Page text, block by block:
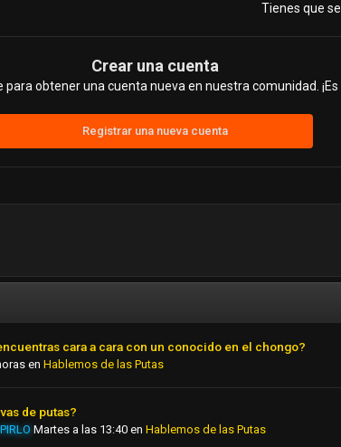
Tienes que
Crear una cuenta
para obtener una cuenta nueva en nuestra comunidad. ¡Es
Registrar una nueva cuenta
cara a cara con un conocido en el chongo?
en Hablemos de las Putas
de putas?
Martes a las 13:40 en Hablemos de las Putas